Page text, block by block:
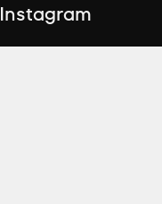
Instagram